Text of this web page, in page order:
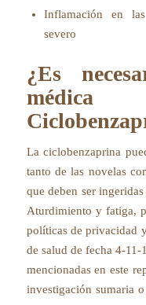
Inflamación en
severo
¿Es
médica
La ciclobenzaprina
tanto de las novelas
que deben ser
Aturdimiento y fatiga,
políticas de privacidad
de salud de fecha 4-
mencionadas en este
investigación sumaria